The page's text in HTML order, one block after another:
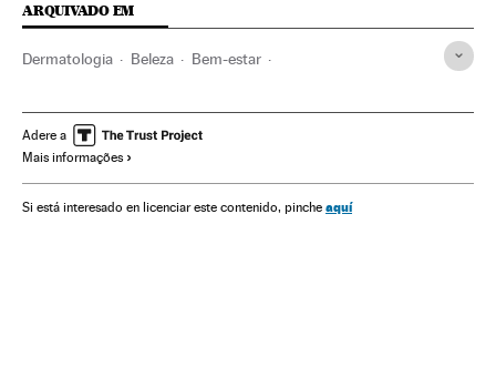
ARQUIVADO EM
Dermatologia Beleza Bem-estar
Saúde Sociedade BoaVida
Adere a
Mais informações
Si está interesado en licenciar este contenido, pinche aquí